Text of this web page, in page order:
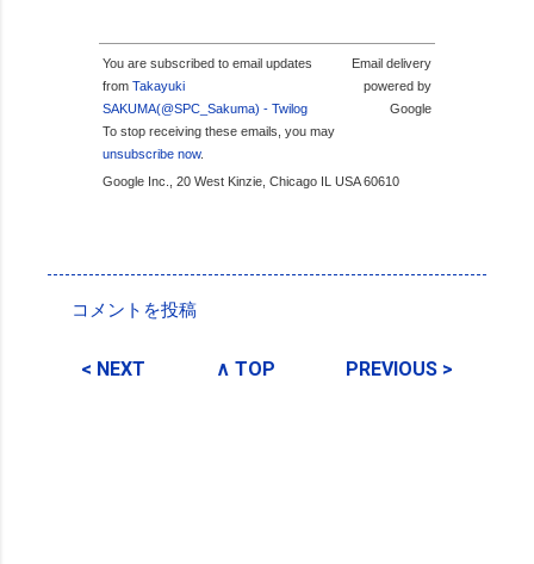
You are subscribed to email updates
from Takayuki
SAKUMA(@SPC_Sakuma) - Twilog
To stop receiving these emails, you may
unsubscribe now.
Email delivery
powered by
Google
Google Inc., 20 West Kinzie, Chicago IL USA 60610
メ
コメントを投稿
< NEXT ∧ TOP PREVIOUS >